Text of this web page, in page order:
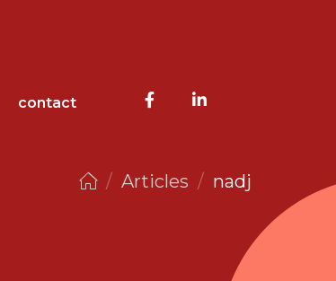
contact
/ Articles / nadj